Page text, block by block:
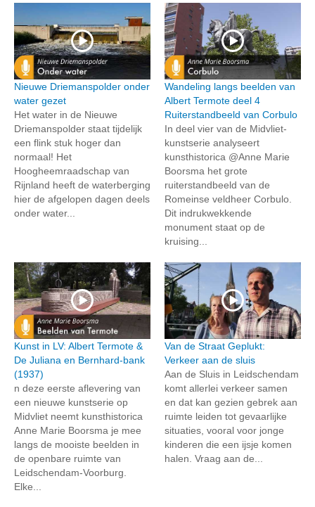
Nieuwe Driemanspolder onder
water gezet
Het water in de Nieuwe
Driemanspolder staat tijdelijk
een flink stuk hoger dan
normaal! Het
Hoogheemraadschap van
Rijnland heeft de waterberging
hier de afgelopen dagen deels
onder water...
Wandeling langs beelden van
Albert Termote deel 4
Ruiterstandbeeld van Corbulo
In deel vier van de Midvliet-
kunstserie analyseert
kunsthistorica @Anne Marie
Boorsma het grote
ruiterstandbeeld van de
Romeinse veldheer Corbulo.
Dit indrukwekkende
monument staat op de
kruising...
Kunst in LV: Albert Termote &
De Juliana en Bernhard-bank
(1937)
n deze eerste aflevering van
een nieuwe kunstserie op
Midvliet neemt kunsthistorica
Anne Marie Boorsma je mee
langs de mooiste beelden in
de openbare ruimte van
Leidschendam-Voorburg.
Elke...
Van de Straat Geplukt:
Verkeer aan de sluis
Aan de Sluis in Leidschendam
komt allerlei verkeer samen
en dat kan gezien gebrek aan
ruimte leiden tot gevaarlijke
situaties, vooral voor jonge
kinderen die een ijsje komen
halen. Vraag aan de...